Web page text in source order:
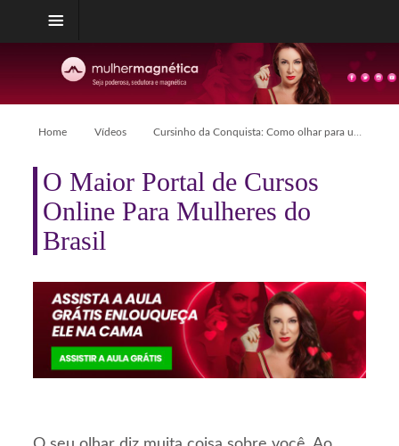
Home Vídeos Cursinho da Conquista: Como olhar para um homem
O Maior Portal de Cursos
Online Para Mulheres do
Brasil